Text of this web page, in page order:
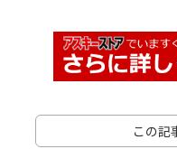
この記